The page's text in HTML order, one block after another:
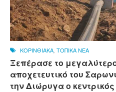
ΚΟΡΙΝΘΙΑΚΑ ΤΟΠΙΚΑ ΝΕΑ
Ξεπέρασε το
αποχετευτικό του
την Διώρυγα ο